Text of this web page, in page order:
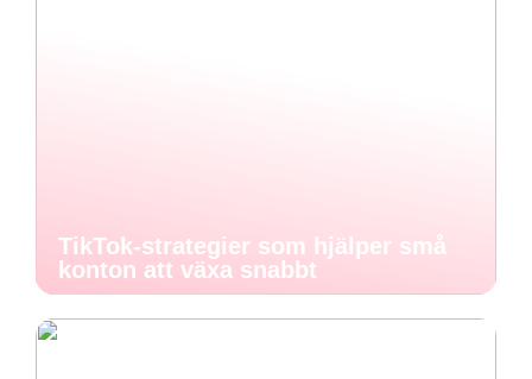
TikTok-strategier som hjälper små
konton att växa snabbt